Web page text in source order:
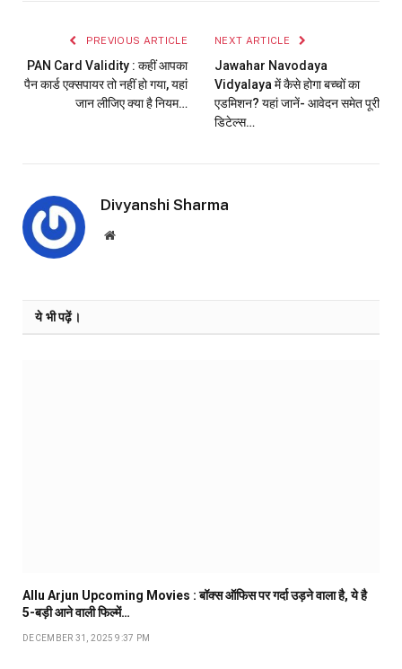
PREVIOUS ARTICLE
PAN Card Validity : कहीं आपका
पैन कार्ड एक्सपायर तो नहीं हो गया, यहां
जान लीजिए क्या है नियम…
NEXT ARTICLE
Jawahar Navodaya
Vidyalaya में कैसे होगा बच्चों का
एडमिशन? यहां जानें- आवेदन समेत पूरी
डिटेल्स…
Divyanshi Sharma
Website
ये भी पढ़ें।
Allu Arjun Upcoming Movies : बॉक्स ऑफिस पर गर्दा उड़ने वाला है, ये है
5-बड़ी आने वाली फिल्में…
DECEMBER 31, 2025 9:37 PM